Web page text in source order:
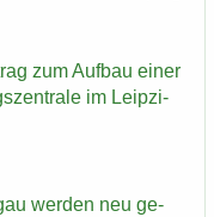
zum Auf­bau einer
im Leip­zi­
wer­den neu ge­